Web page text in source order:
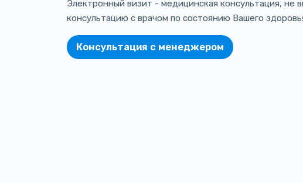
Электронный визит - медицинская консультация, не
консультацию с врачом по состоянию Вашего
Консультация с менеджером